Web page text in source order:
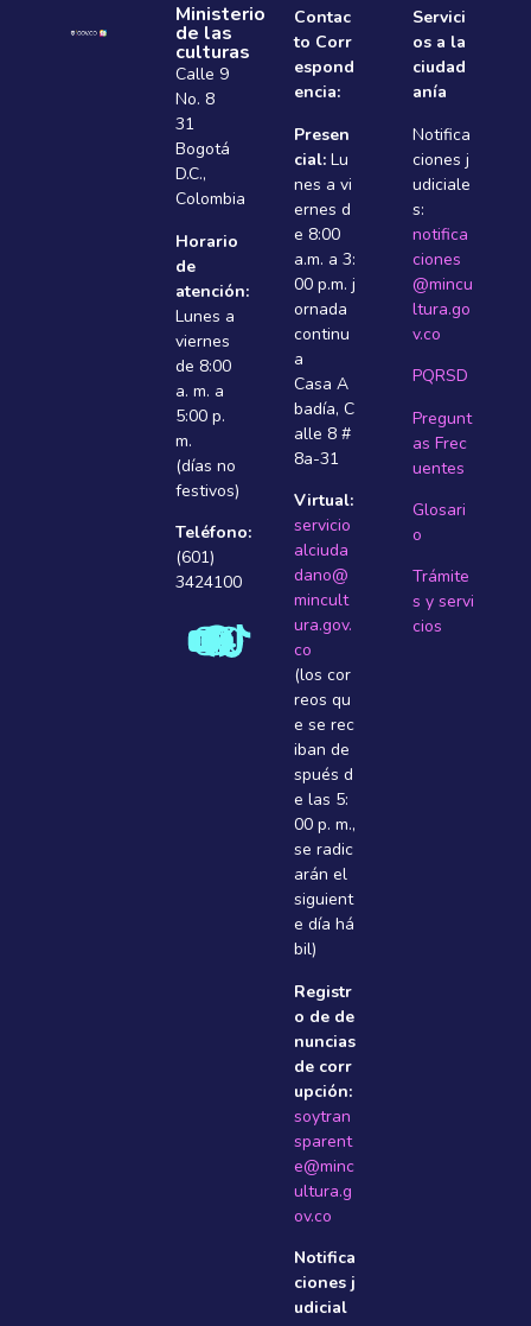
Ministerio
de las
culturas
Calle 9
No. 8
31
Bogotá
D.C.,
Colombia
Horario
de
atención:
Lunes a
viernes
de 8:00
a. m. a
5:00 p.
m.
(días no
festivos)
Teléfono:
(601)
3424100
Contac
to Corr
espond
encia:
Presen
cial: Lu
nes a vi
ernes d
e 8:00
a.m. a 3:
00 p.m. j
ornada
continu
a
Casa A
badí­a, C
alle 8 #
8a-31
Virtual:
servicio
alciuda
dano@
mincult
ura.gov.
co
(los cor
reos qu
e se rec
iban de
spués d
e las 5:
00 p. m.,
se radic
arán el
siguient
e dí­a há
bil)
Registr
o de de
nuncias
de corr
upción:
soytran
sparent
e@minc
ultura.g
ov.co
Notifica
ciones j
udicial
Servici
os a la
ciudad
anía
Notifica
ciones j
udiciale
s:
notifica
ciones
@mincu
ltura.go
v.co
PQRSD
Pregunt
as Frec
uentes
Glosari
o
Trámite
s y servi
cios